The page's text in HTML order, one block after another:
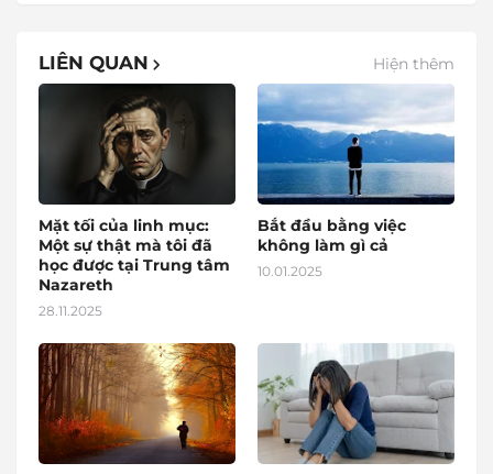
LIÊN QUAN Hiện thêm
Mặt tối của linh mục:
Một sự thật mà tôi đã
học được tại Trung tâm
Nazareth
28.11.2025
Bắt đầu bằng việc
không làm gì cả
10.01.2025